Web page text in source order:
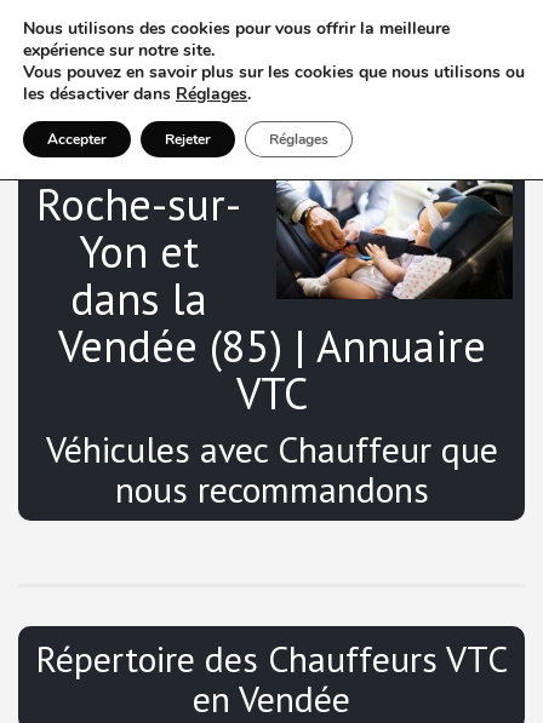
VTC à La
Roche-sur-
Yon et
dans la
Vendée (85) | Annuaire
VTC
Véhicules avec Chauffeur que
nous recommandons
Répertoire des Chauffeurs VTC
en Vendée
Nous utilisons des cookies pour vous offrir la meilleure
expérience sur notre site.
Vous pouvez en savoir plus sur les cookies que nous utilisons ou
les désactiver dans Réglages.
Accepter Rejeter Réglages